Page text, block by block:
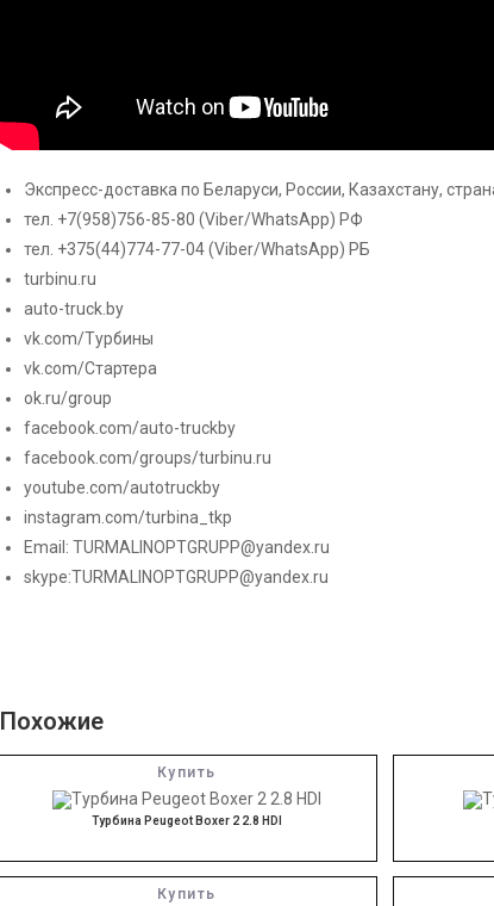
Экспресс-доставка по Беларуси, России, Казахстану,
тел. +7(958)756-85-80 (Viber/WhatsApp) РФ
тел. +375(44)774-77-04(Viber/WhatsApp) РБ
turbinu.ru
auto-truck.by
vk.com/Турбины
vk.com/Стартера
ok.ru/group
facebook.com/auto-truckby
facebook.com/groups/turbinu.ru
youtube.com/autotruckby
instagram.com/turbina_tkp
Email: TURMALINOPTGRUPP@yandex.ru
skype:TURMALINOPTGRUPP@yandex.ru
Похожие
Купить
Турбина Peugeot Boxer 2 2.8 HDI
Купить